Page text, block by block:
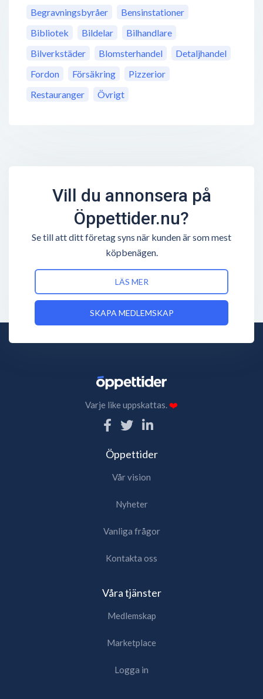
Begravningsbyråer
Bensinstationer
Bibliotek
Bildelar
Bilhandlare
Bilverkstäder
Blomsterhandel
Detaljhandel
Fordon
Försäkring
Pizzerior
Restauranger
Övrigt
Vill du annonsera på
Öppettider.nu?
Se till att ditt företag syns när kunden är som mest
köpbenägen.
LÄS MER
SKAPA MEDLEMSKAP
Varje like uppskattas.❤️
Öppettider
Vår vision
Nyheter
Vanliga frågor
Kontakta oss
Våra tjänster
Medlemskap
Marketplace
Logga in